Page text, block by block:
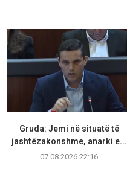
Gruda: Jemi në situatë të
jashtëzakonshme, anarki e...
07.08.2026 22:16